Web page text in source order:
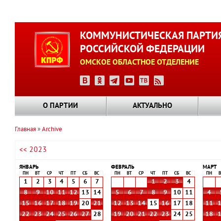
КОММУНИСТИЧЕСКАЯ
РОССИЙСКОЙ ФЕДЕРАЦИИ
ОМСКОЕ ОБЛАСТНОЕ ОТДЕЛЕНИЕ
О ПАРТИИ АКТУАЛЬНО
навигации
Главная Archive
<< 2023
ЯНВАРЬ
ПН ВТ СР ЧТ СБ ВС
1 2 3 4 5 6
7
8
9 10 11 12 13
14
15
16 17 18 19 20
21
22
23 24 25 26 27
28
ФЕВРАЛЬ
ПН ВТ СР ЧТ СБ ВС
1 2 3
4
5
6 7 8 9 10
11
12
13 14 15 16 17
18
19
20 21 22 23 24
25
МАРТ
ПН
4
11
18